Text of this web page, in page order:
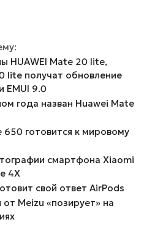
HUAWEI Mate 20 lite,
lite получат обновление
EMUI 9.0
года назван Huawei Mate
650 готовится к мировому
смартфона Xiaomi
4X
свой ответ AirPods
Meizu «позирует» на